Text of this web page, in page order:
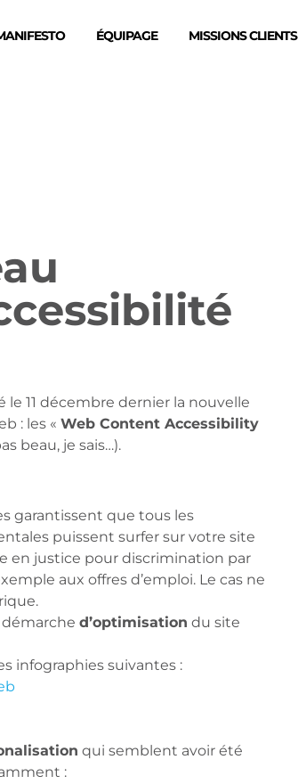
ÉQUIPAGE MISSIONS CLIENTS
le 11 décembre dernier la nouvelle
: les « Web Content Accessibility
beau, je sais…).
garantissent que tous les
puissent surfer sur votre site
en justice pour discrimination par
aux offres d’emploi. Le cas ne
d’optimisation du site
infographies suivantes :
qui semblent avoir été
: